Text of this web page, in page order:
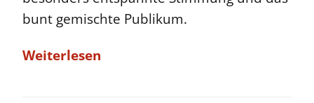
bunt gemischte Publikum.
Weiterlesen